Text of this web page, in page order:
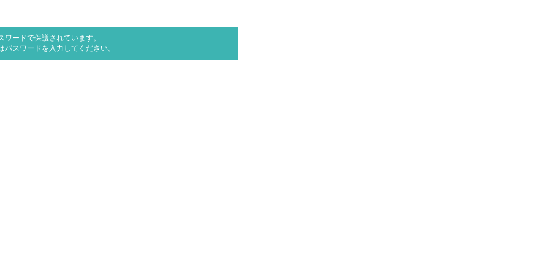
ワードで保護されています。
パスワードを入力してください。